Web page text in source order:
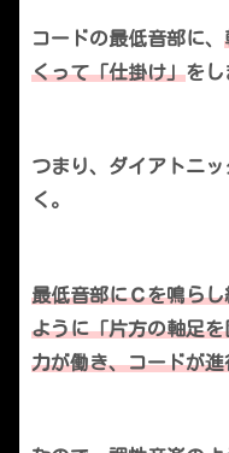
コードの最低音部に、
くって「仕掛け」をし
つまり、ダイアトニ
く。
最低音部にＣを鳴ら
ように「片方の軸足
力が働き、コードが